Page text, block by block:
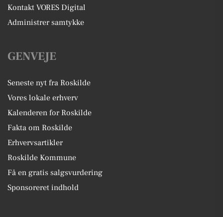
Kontakt VORES Digital
Administrer samtykke
GENVEJE
Seneste nyt fra Roskilde
Vores lokale erhverv
Kalenderen for Roskilde
Fakta om Roskilde
Erhvervsartikler
Roskilde Kommune
Få en gratis salgsvurdering
Sponsoreret indhold